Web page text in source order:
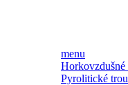
menu
Horkovzdušné
Pyrolitické